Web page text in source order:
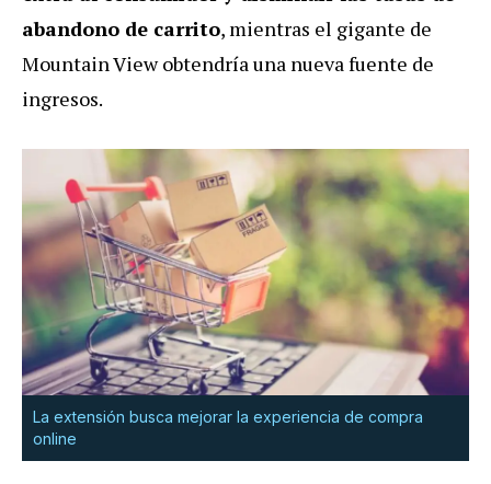
abandono de carrito, mientras el gigante de
Mountain View obtendría una nueva fuente de
ingresos.
La extensión busca mejorar la experiencia de compra
online